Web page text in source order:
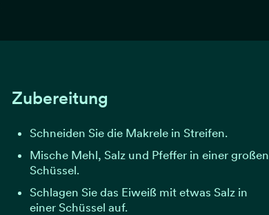
Zubereitung
Schneiden Sie die Makrele in Streifen.
Mische Mehl, Salz und Pfeffer in einer großen
Schüssel.
Schlagen Sie das Eiweiß mit etwas Salz in
einer Schüssel auf.